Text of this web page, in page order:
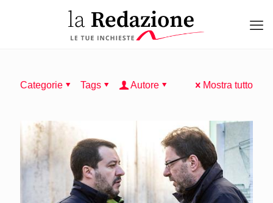
Categorie Tags Autore Mostra tutto